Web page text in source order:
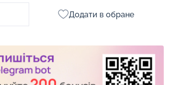
Додати в обране